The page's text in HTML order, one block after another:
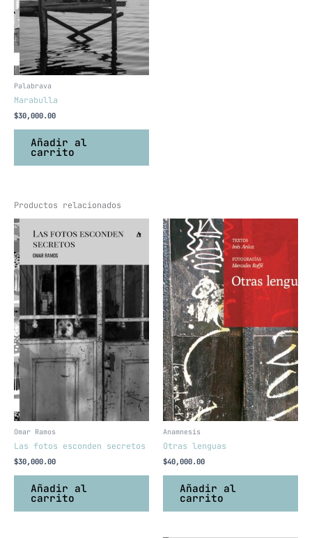
Palabrava
Marabulla
$30,000.00
Añadir al
carrito
Productos relacionados
Omar Ramos
Las fotos esconden secretos
$30,000.00
Añadir al
carrito
Anamnesis
Otras lenguas
$40,000.00
Añadir al
carrito